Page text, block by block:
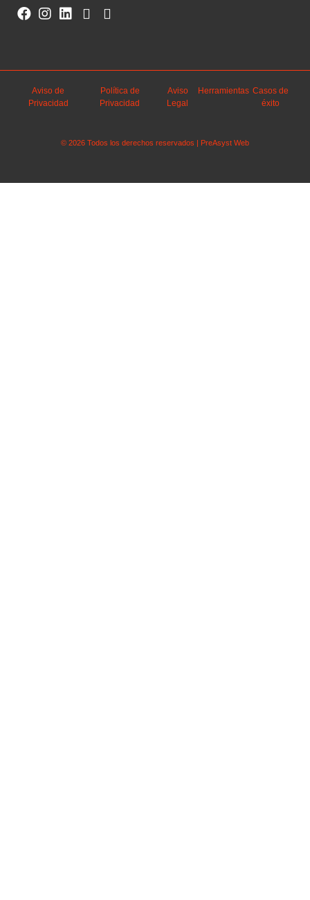
Aviso de
Privacidad
Política de
Privacidad
Aviso
Legal
Herramientas Casos de
éxito
© 2026 Todos los derechos reservados | PreAsyst Web